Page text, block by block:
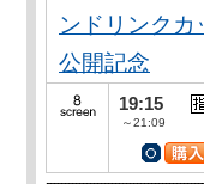
ンドリンク
公開記念
19:15
～21:09